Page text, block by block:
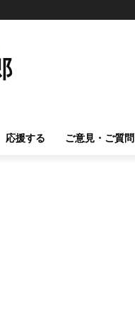
応援する ご意見・ご質問